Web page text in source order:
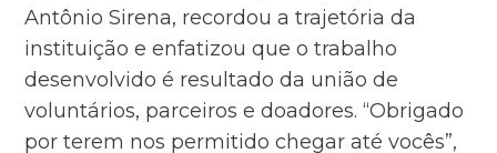
Antônio Sirena, recordou a trajetória da
instituição e enfatizou que o trabalho
desenvolvido é resultado da união de
voluntários, parceiros e doadores. “Obrigado
por terem nos permitido chegar até vocês”,